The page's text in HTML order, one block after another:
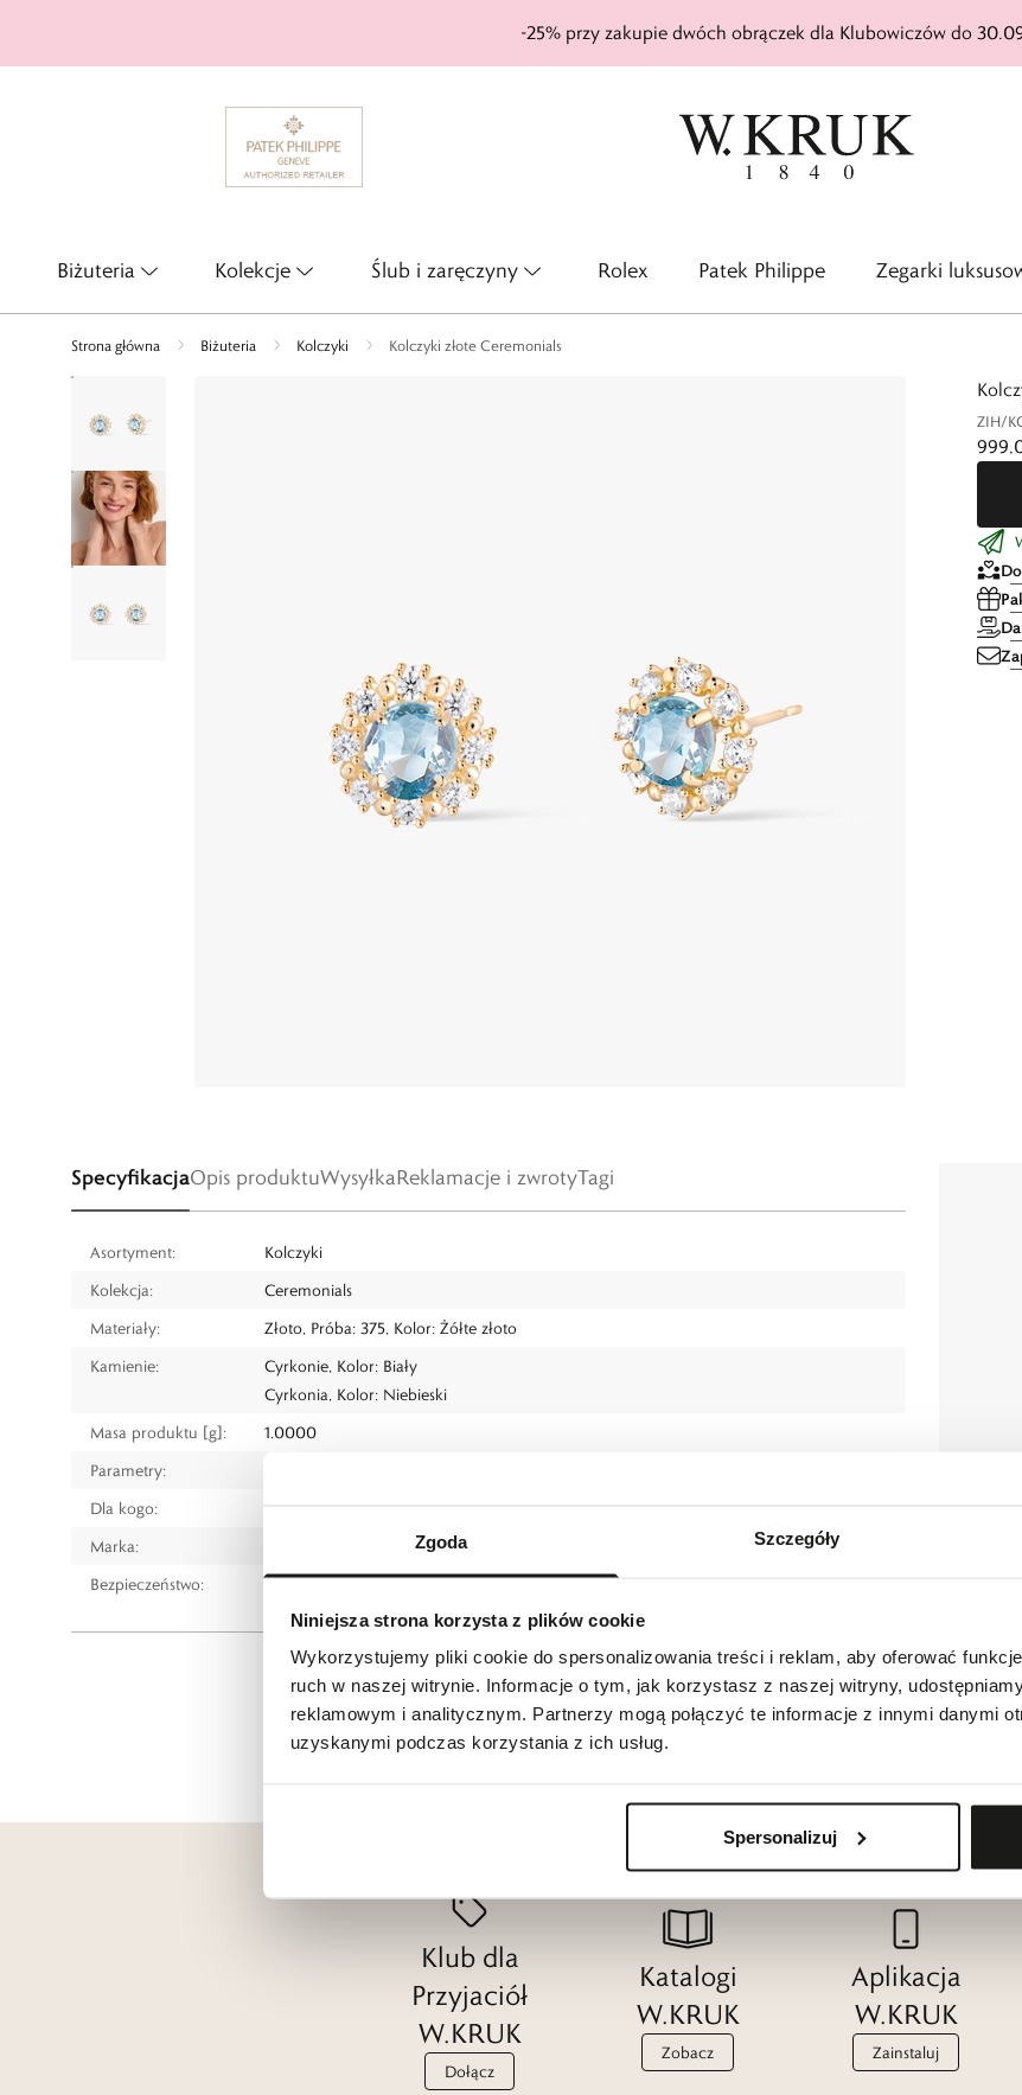
Zgoda Szczegóły
Niniejsza strona korzysta z plików cookie
Wykorzystujemy pliki cookie do spersonalizowania treści i reklam, aby oferować
ruch w naszej witrynie. Informacje o tym, jak korzystasz z naszej witryny,
reklamowym i analitycznym. Partnerzy mogą połączyć te informacje z innymi danymi
uzyskanymi podczas korzystania z ich usług.
Spersonalizuj
-25% przy zakupie dwóch obrączek dla Klubowiczów do
Biżuteria Kolekcje Ślub i zaręczyny Rolex Patek Philippe Zegarki
Strona główna Biżuteria Kolczyki Kolczyki złote Ceremonials
ZIH/
SpecyfikacjaOpis produktuWysyłkaReklamacje i zwrotyTagi
Asortyment:
Kolczyki
Kolekcja:
Ceremonials
Materiały:
Złoto, Próba: 375, Kolor: Żółte złoto
Kamienie:
Cyrkonie, Kolor: Biały
Cyrkonia, Kolor: Niebieski
Masa produktu [g]:
1.0000
Parametry:
Dla kogo:
Marka:
Bezpieczeństwo:
Informacje o bezpieczeństwie
Klub dla
Przyjaciół
W.KRUK
Dołącz
Katalogi
W.KRUK
Zobacz
Aplikacja
W.KRUK
Zainstaluj